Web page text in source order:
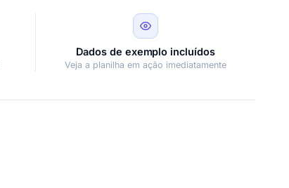
Dados de exemplo incluídos
Veja a planilha em ação imediatamente